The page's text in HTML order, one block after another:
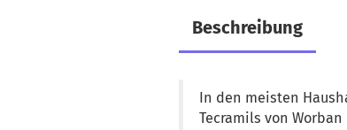
Beschreibung
In den meisten
Tecramils von